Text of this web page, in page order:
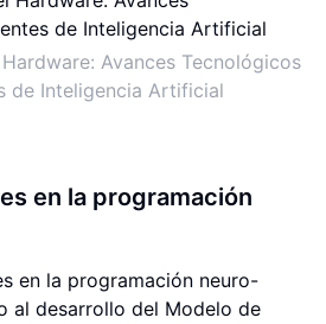
Avances Tecnológicos
de Inteligencia Artificial
en la programación
en la programación neuro-
al desarrollo del Modelo de